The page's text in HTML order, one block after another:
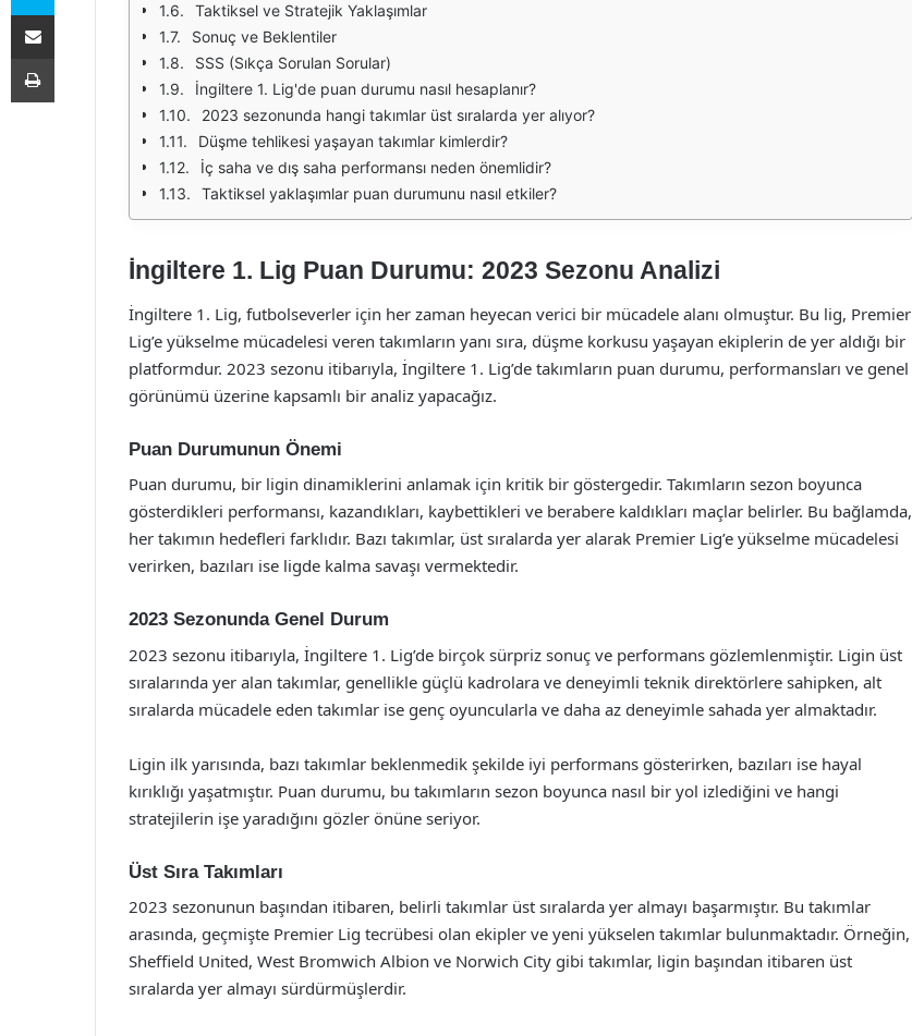
Taktiksel ve Stratejik Yaklaşımlar
Sonuç ve Beklentiler
SSS (Sıkça Sorulan Sorular)
İngiltere 1. Lig'de puan durumu nasıl hesaplanır?
2023 sezonunda hangi takımlar üst sıralarda yer alıyor?
Düşme tehlikesi yaşayan takımlar kimlerdir?
İç saha ve dış saha performansı neden önemlidir?
Taktiksel yaklaşımlar puan durumunu nasıl etkiler?
İngiltere 1. Lig Puan Durumu: 2023 Sezonu Analizi
İngiltere 1. Lig, futbolseverler için her zaman heyecan verici bir mücadele alanı olmuştur. Bu lig, Premier
Lig’e yükselme mücadelesi veren takımların yanı sıra, düşme korkusu yaşayan ekiplerin de yer aldığı bir
platformdur. 2023 sezonu itibarıyla, İngiltere 1. Lig’de takımların puan durumu, performansları ve genel
görünümü üzerine kapsamlı bir analiz yapacağız.
Puan Durumunun Önemi
Puan durumu, bir ligin dinamiklerini anlamak için kritik bir göstergedir. Takımların sezon boyunca
gösterdikleri performansı, kazandıkları, kaybettikleri ve berabere kaldıkları maçlar belirler. Bu bağlamda,
her takımın hedefleri farklıdır. Bazı takımlar, üst sıralarda yer alarak Premier Lig’e yükselme mücadelesi
verirken, bazıları ise ligde kalma savaşı vermektedir.
2023 Sezonunda Genel Durum
2023 sezonu itibarıyla, İngiltere 1. Lig’de birçok sürpriz sonuç ve performans gözlemlenmiştir. Ligin üst
sıralarında yer alan takımlar, genellikle güçlü kadrolara ve deneyimli teknik direktörlere sahipken, alt
sıralarda mücadele eden takımlar ise genç oyuncularla ve daha az deneyimle sahada yer almaktadır.
Ligin ilk yarısında, bazı takımlar beklenmedik şekilde iyi performans gösterirken, bazıları ise hayal
kırıklığı yaşatmıştır. Puan durumu, bu takımların sezon boyunca nasıl bir yol izlediğini ve hangi
stratejilerin işe yaradığını gözler önüne seriyor.
Üst Sıra Takımları
2023 sezonunun başından itibaren, belirli takımlar üst sıralarda yer almayı başarmıştır. Bu takımlar
arasında, geçmişte Premier Lig tecrübesi olan ekipler ve yeni yükselen takımlar bulunmaktadır. Örneğin,
Sheffield United, West Bromwich Albion ve Norwich City gibi takımlar, ligin başından itibaren üst
sıralarda yer almayı sürdürmüşlerdir.
E-Posta ile paylaş